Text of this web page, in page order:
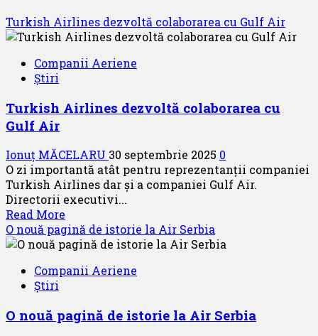
Turkish Airlines dezvoltă colaborarea cu Gulf Air
Companii Aeriene
Știri
Turkish Airlines dezvoltă colaborarea cu
Gulf Air
Ionuț MĂCELARU 30 septembrie 2025 0
O zi importantă atât pentru reprezentanții companiei
Turkish Airlines dar și a companiei Gulf Air.
Directorii executivi...
Read More
more
about
Airlines
cu
O nouă pagină de istorie la Air Serbia
Companii Aeriene
Știri
O nouă pagină de istorie la Air Serbia